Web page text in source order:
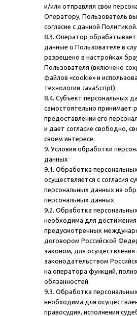
и/или отправляя свои
Оператору, Пользователь
согласие с данной Политикой.
8.3. Оператор
данные о Пользователе в
разрешено в настройках
Пользователя (включено
файлов «cookie» и
технологии JavaScript).
8.4. Субъект персональных
самостоятельно принимает
предоставлении его
и дает согласие свободно,
своем интересе.
9. Условия обработки
данных
9.1. Обработка
осуществляется с согласия
персональных данных на
персональных данных.
9.2. Обработка
необходима для достижения
предусмотренных
договором Российской
законом, для
законодательством
на оператора функций,
обязанностей.
9.3. Обработка
необходима для
правосудия, исполнения